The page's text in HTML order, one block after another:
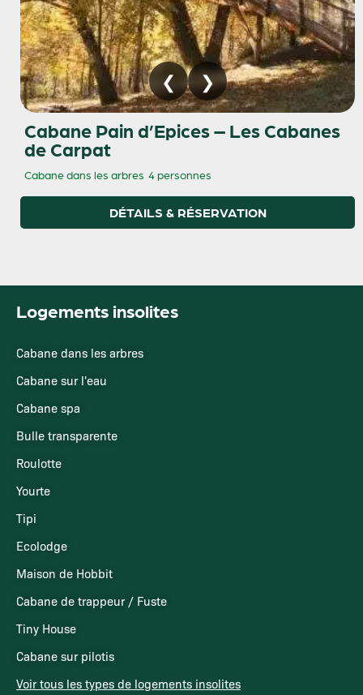
Cabane Pain d’Epices – Les Cabanes
de Carpat
Cabane dans les arbres 4 personnes
DÉTAILS & RÉSERVATION
Logements insolites
Cabane dans les arbres
Cabane sur l'eau
Cabane spa
Bulle transparente
Roulotte
Yourte
Tipi
Ecolodge
Maison de Hobbit
Cabane de trappeur / Fuste
Tiny House
Cabane sur pilotis
Voir tous les types de logements insolites